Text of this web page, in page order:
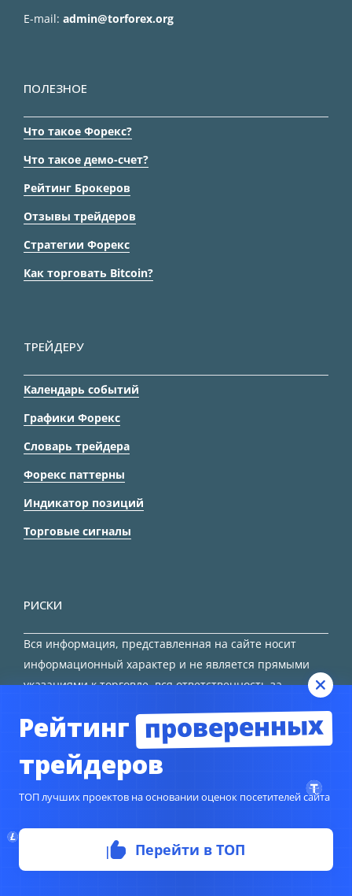
E-mail: admin@torforex.org
ПОЛЕЗНОЕ
Что такое Форекс?
Что такое демо-счет?
Рейтинг Брокеров
Отзывы трейдеров
Стратегии Форекс
Как торговать Bitcoin?
ТРЕЙДЕРУ
Календарь событий
Графики Форекс
Словарь трейдера
Форекс паттерны
Индикатор позиций
Торговые сигналы
РИСКИ
Вся информация, представленная на сайте носит
информационный характер и не является прямыми
указаниями к торговле, вся ответственность за
© Copyright 2024TORFOREX.COM
Рейтинг проверенных
трейдеров
ТОП лучших проектов на основании оценок посетителей сайта
Перейти в ТОП